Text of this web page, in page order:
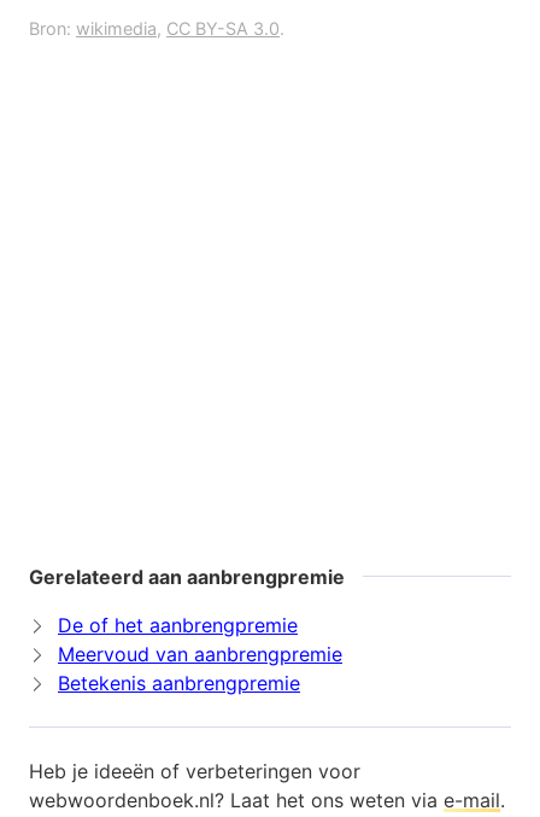
Bron: wikimedia, CC BY-SA 3.0.
Gerelateerd aan aanbrengpremie
De of het aanbrengpremie
Meervoud van aanbrengpremie
Betekenis aanbrengpremie
Heb je ideeën of verbeteringen voor
webwoordenboek.nl? Laat het ons weten via e-mail.